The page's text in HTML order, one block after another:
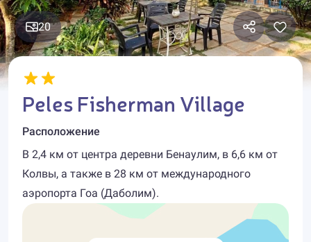
20
Peles Fisherman Village
Расположение
В 2,4 км от центра деревни Бенаулим, в 6,6 км от
Колвы, а также в 28 км от международного
аэропорта Гоа (Даболим).